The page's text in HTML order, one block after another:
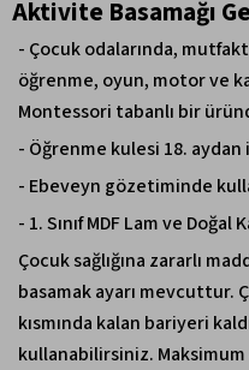
Aktivite Basamağı
- Çocuk odalarında,
öğrenme, oyun, motor ve
Montessori tabanlı bir
- Öğrenme kulesi 18.
- Ebeveyn gözetiminde
- 1. Sınıf MDF Lam ve
Çocuk sağlığına zararlı
basamak ayarı mevcuttur.
kısmında kalan bariyeri
kullanabilirsiniz. Maksimum